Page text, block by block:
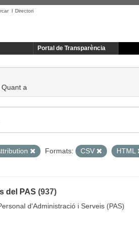
I Directori
Portal de Transparència
Quant a
Formats: CSV HTML
del PAS (937)
d'Administració i Serveis (PAS)